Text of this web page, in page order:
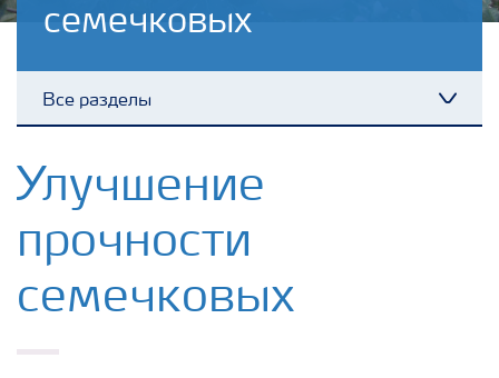
семечковых
Все разделы
Удобрения Yara
Культуры
Инструменты и сервисы
Улучшение
прочности
семечковых